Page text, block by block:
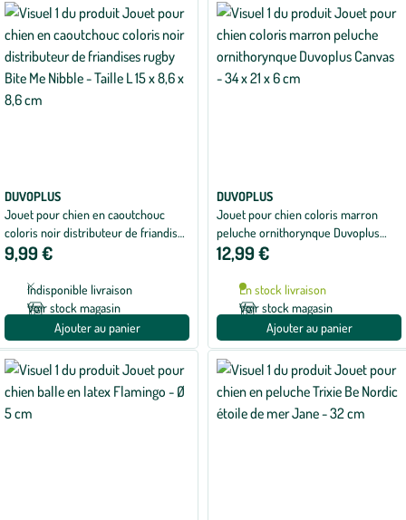
DUVOPLUS
Jouet pour chien en caoutchouc
coloris noir distributeur de friandises
rugby Bite Me Nibble - Taille L 15 x 8,6
9,99 €
Indisponible livraison
Voir stock magasin
Ajouter au panier
DUVOPLUS
Jouet pour chien coloris marron
peluche ornithorynque Duvoplus
Canvas - 34 x 21 x 6 cm
12,99 €
En stock livraison
Voir stock magasin
Ajouter au panier